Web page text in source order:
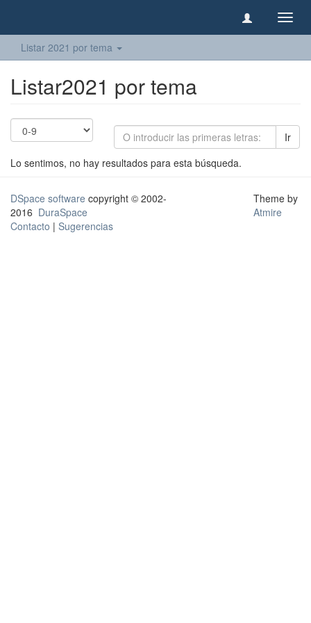
Listar 2021 por tema
Listar2021 por tema
Ir
Lo sentimos, no hay resultados para esta búsqueda.
DSpace software copyright © 2002-
2016 DuraSpace
Contacto | Sugerencias
Theme by
Atmire